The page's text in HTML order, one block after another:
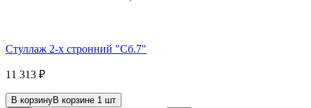
Стуллаж 2-х стронний "Сб.7"
11 313 ₽
В корзинуВ корзине 1 шт